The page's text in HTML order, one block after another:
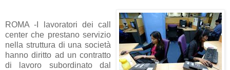
ROMA -I lavoratori dei call
center che prestano servizio
nella struttura di una società
hanno diritto ad un contratto
di lavoro subordinato dal